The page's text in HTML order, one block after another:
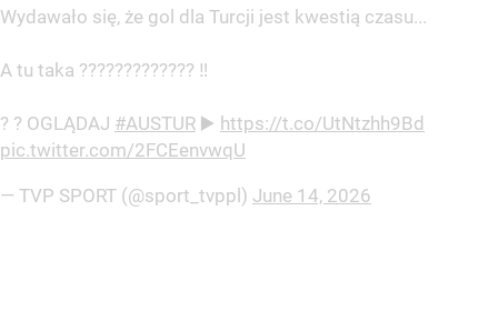
Wydawało się, że gol dla Turcji jest kwestią czasu...
A tu taka ????????????? ‼️
? ? OGLĄDAJ #AUSTUR ▶️ https://t.co/UtNtzhh9Bd
pic.twitter.com/2FCEenvwqU
— TVP SPORT (@sport_tvppl) June 14, 2026